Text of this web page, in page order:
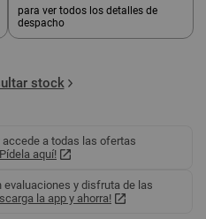
para ver todos los detalles de
despacho
stock
accede a todas las ofertas
aquí!
evaluaciones y disfruta de las
la app y ahorra!